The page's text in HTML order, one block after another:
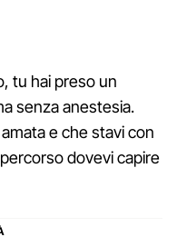
tu hai preso un
senza anestesia.
e che stavi con
dovevi capire